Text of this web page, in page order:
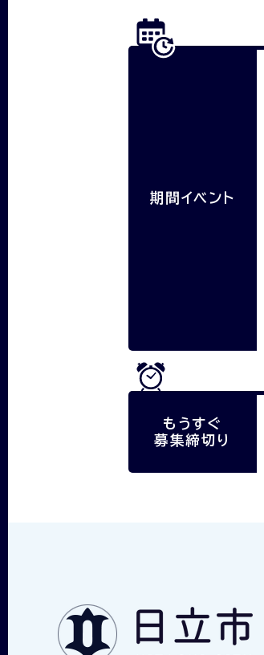
期間イベント
もうすぐ
募集締切り